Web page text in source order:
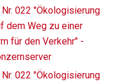
022 "Ökologisierung
dem Weg zu einer
für den Verkehr" -
022 "Ökologisierung